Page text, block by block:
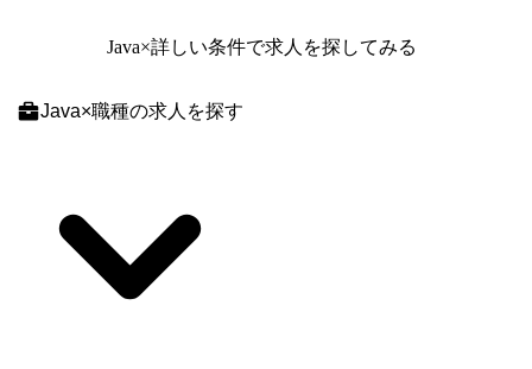
想基盤構築(Citrix,Vmware) ◎基幹ネットワークの更改(設計、構築、導入
Java×詳しい条件で求人を探してみる
Java×職種の求人を探す